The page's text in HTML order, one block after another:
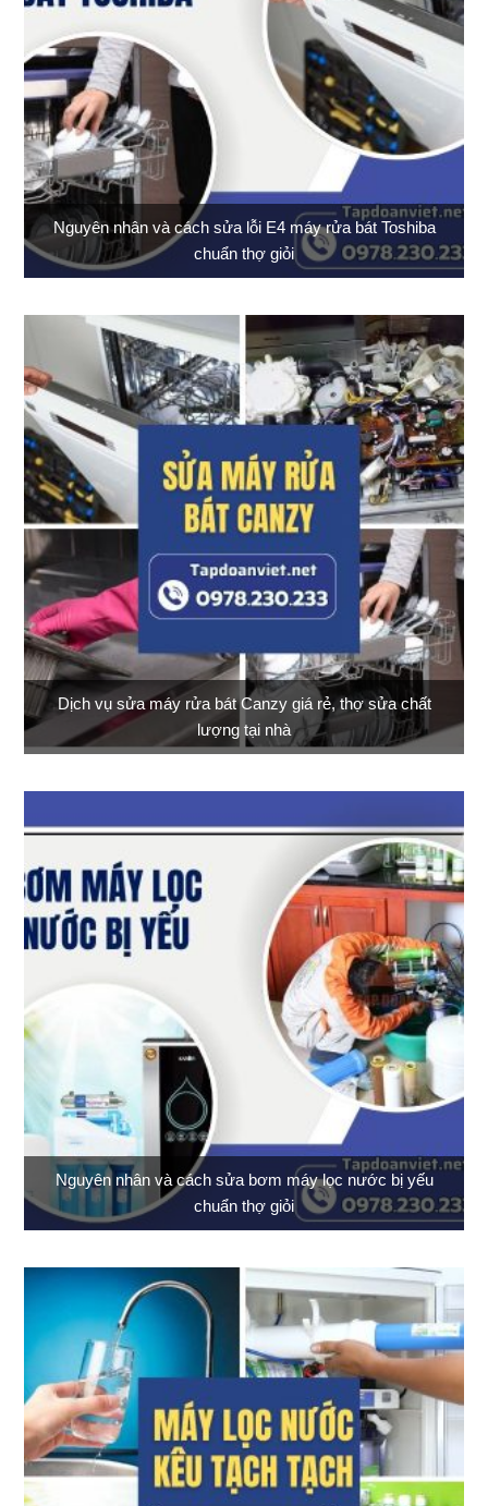
Nguyên nhân và cách sửa lỗi E4 máy rửa bát Toshiba
chuẩn thợ giỏi
Dịch vụ sửa máy rửa bát Canzy giá rẻ, thợ sửa chất
lượng tại nhà
Nguyên nhân và cách sửa bơm máy lọc nước bị yếu
chuẩn thợ giỏi